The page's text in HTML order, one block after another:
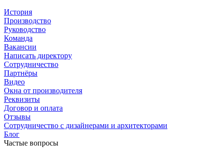
История
Производство
Руководство
Команда
Вакансии
Написать директору
Сотрудничество
Партнёры
Видео
Окна от производителя
Реквизиты
Договор и оплата
Отзывы
Сотрудничество с дизайнерами и архитекторами
Блог
Частые вопросы